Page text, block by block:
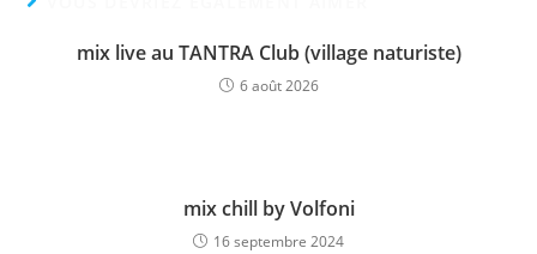
mix live au TANTRA Club (village naturiste)
6 août 2026
mix chill by Volfoni
16 septembre 2024